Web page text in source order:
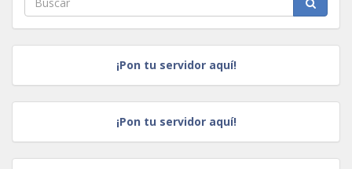
¡Pon tu servidor aquí!
¡Pon tu servidor aquí!